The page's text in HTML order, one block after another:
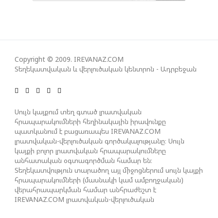
ԳՈՐԾՈՒՆԵՈՒԹՅՈՒՆ ԱԴՐԲԵՋԱՆՈՒՄ ԱՆՕՐԻՆԱԿԱՆ
Է ՃԱՆԱՉՎԵԼ
ՆԱԽԱԳԱՀ ԻԼՀԱՄ ԱԼԻԵՎԸ ՇՆՈՐՀԱՎՈՐԵԼ Է ԻՐ
ՄԱԼԴԻՎՑԻ ԳՈՐԾԸՆԿԵՐ ՄՈՀԱՄՄԵԴ ՄՈՒԻԶԱՅԻՆ.
«ՄԵՆՔ ԳՈՀ ԵՆՔ ԱԴՐԲԵՋԱՆԻ ԵՎ ՄԱԼԴԻՎՆԵՐԻ
ՄԻՋԵՎ ՀԱՐԱԲԵՐՈՒԹՅՈՒՆՆԵՐԻ ԴԻՆԱՄԻԿ
ԶԱՐԳԱՑՈՒՄԻՑ»
ՇԱՐՈՒՆԱԿՎՈՒՄ Է «ՄԵԾ ՎԵՐԱԴԱՐՁ» ԾՐԱԳՐԻ
ԻՐԱԿԱՆԱՑՈՒՄԸ
Copyright © 2009. IREVANAZ.COM
Տեղեկատվական և վերլուծական կենտրոն - Ադրբեջան
Սույն կայքում տեղ գտած լրատվական
հրապարակումների հեղինակային իրավունքը
պատկանում է բացառապես IREVANAZ.COM
լրատվական-վերլուծական գործակալությանը։ Սույն
կայքի բոլոր լրատվական հրապարակումները
անհատական օգտագործման համար են։
Տեղեկատվություն տարածող այլ միջոցներում սույն կայքի
հրապարակումների (մասնակի կամ ամբողջական)
վերահրապարկման համար անհրաժեշտ է
IREVANAZ.COM լրատվական-վերլուծական